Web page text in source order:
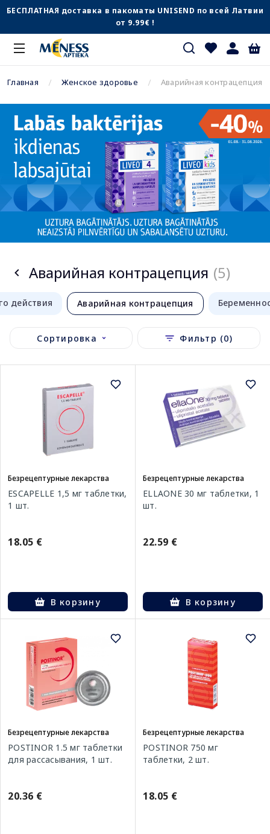
БЕСПЛАТНАЯ доставка в пакоматы UNISEND по всей Латвии
от 9.99€ !
Главная Женское здоровье Аварийная контрацепция
Аварийная контрацепция (5)
действия Аварийная контрацепция
Сортировка Фильтр (0)
Безрецептурные лекарства
ESCAPELLE 1,5 мг таблетки,
1 шт.
18.05 €
В корзину
Безрецептурные лекарства
ELLAONE 30 мг таблетки, 1
шт.
22.59 €
В корзину
Безрецептурные лекарства
POSTINOR 1.5 мг таблетки
для рассасывания, 1 шт.
20.36 €
Безрецептурные лекарства
POSTINOR 750 мг
таблетки, 2 шт.
18.05 €